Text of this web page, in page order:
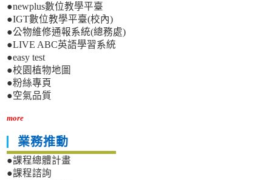
●newplus數位教學平臺
●IGT數位教學平臺(校內)
●公物維修通報系統(總務處)
●LIVE ABC英語學習系統
●easy test
●校園植物地圖
●粉絲專頁
●空氣品質
more
業務推動
●課程總體計畫
●課程諮詢